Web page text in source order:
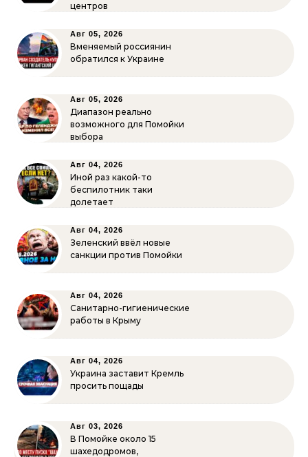
центров
Авг 05, 2026
Вменяемый россиянин
обратился к Украине
Авг 05, 2026
Диапазон реально
возможного для Помойки
выбора
Авг 04, 2026
Иной раз какой-то
беспилотник таки
долетает
Авг 04, 2026
Зеленский ввёл новые
санкции против Помойки
Авг 04, 2026
Санитарно-гигиенические
работы в Крыму
Авг 04, 2026
Украина заставит Кремль
просить пощады
Авг 03, 2026
В Помойке около 15
шахедодромов,